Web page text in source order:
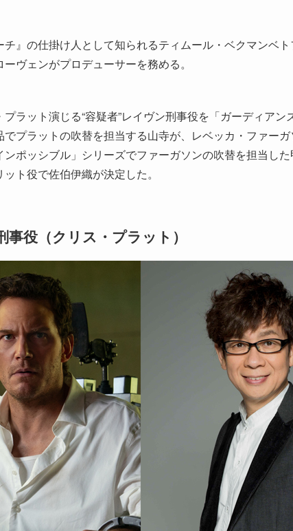
』の仕掛け人として知られるティムール・ベクマンベ
ヴェンがプロデューサーを務める。
ラット演じる“容疑者”レイヴン刑事役を「ガーディアン
プラットの吹替を担当する山寺が、レベッカ・ファーガ
ポッシブル」シリーズでファーガソンの吹替を担当し
ト役で佐伯伊織が決定した。
役（クリス・プラット）